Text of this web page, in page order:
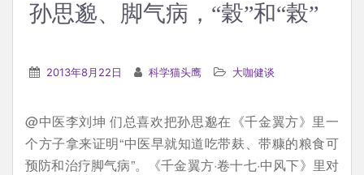
孙思邈、脚气病，“穀”和“榖”
2013年8月22日 科学猫头鹰 大咖健谈
@中医李刘坤 们总喜欢把孙思邈在《千金翼方》里一
个方子拿来证明“中医早就知道吃带麸、带糠的粮食可
预防和治疗脚气病”。《千金翼方·卷十七·中风下》里对